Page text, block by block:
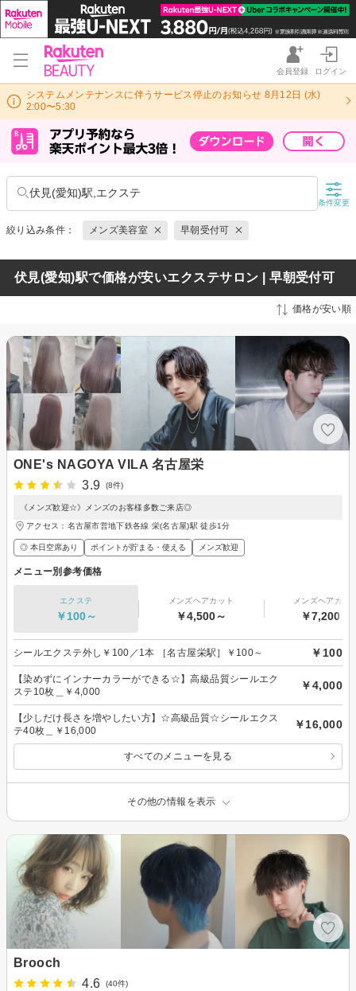
会員登録 ログイン
システムメンテナンスに伴うサービス停止のお知らせ 8月12日 (水)
2:00〜5:30
伏見(愛知)駅,エクステ
条件変更
絞り込み条件： メンズ美容室 早朝受付可
伏見(愛知)駅で価格が安いエクステサロン | 早朝受付可
価格が安い順
ONE's NAGOYA VILA 名古屋栄
3.9
(8件)
《メンズ歓迎☆》メンズのお客様多数ご来店◎
アクセス：名古屋市営地下鉄各線 栄(名古屋)駅 徒歩1分
◎ 本日空席あり ポイントが貯まる・使える メンズ歓迎
メニュー別参考価格
エクステ
￥100～
メンズヘアカット
￥4,500～
メンズヘアカラ
￥7,200～
シールエクステ外し￥100／1本 ［名古屋栄駅］￥100～ ￥100
【染めずにインナーカラーができる☆】高級品質シールエク
ステ10枚＿￥4,000
￥4,000
【少しだけ長さを増やしたい方】☆高級品質☆シールエクス
テ40枚＿￥16,000
￥16,000
すべてのメニューを見る
その他の情報を表示
Brooch
4.6
(40件)